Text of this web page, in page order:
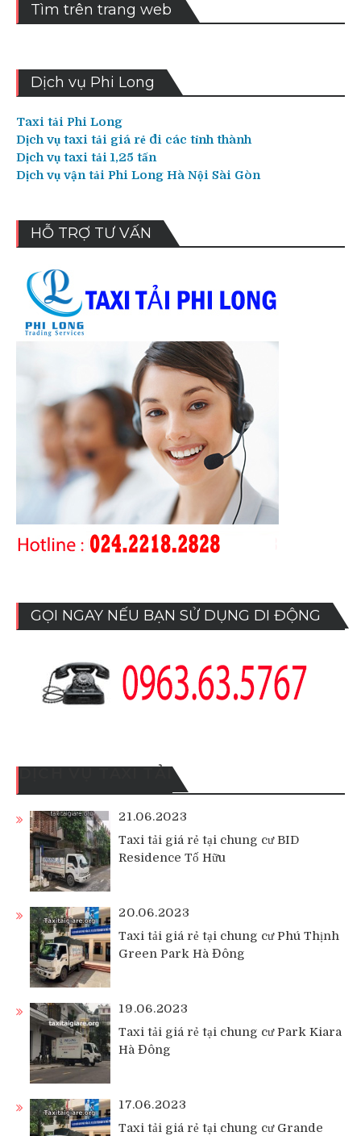
Tìm trên trang web
Dịch vụ Phi Long
Taxi tải Phi Long
Dịch vụ taxi tải giá rẻ đi các tỉnh thành
Dịch vụ taxi tải 1,25 tấn
Dịch vụ vận tải Phi Long Hà Nội Sài Gòn
HỖ TRỢ TƯ VẤN
GỌI NGAY NẾU BẠN SỬ DỤNG DI ĐỘNG
21.06.2023
Taxi tải giá rẻ tại chung cư BID
Residence Tố Hữu
20.06.2023
Taxi tải giá rẻ tại chung cư Phú Thịnh
Green Park Hà Đông
19.06.2023
Taxi tải giá rẻ tại chung cư Park Kiara
Hà Đông
17.06.2023
Taxi tải giá rẻ tại chung cư Grande